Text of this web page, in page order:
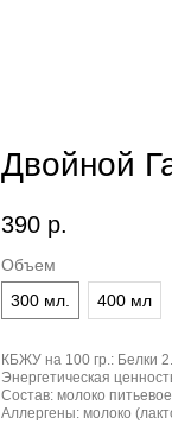
Двойной
390 р.
Объем
300 мл.
400 мл
КБЖУ на 100 гр.: Белки
Энергетическая
Состав: молоко
Аллергены: молоко